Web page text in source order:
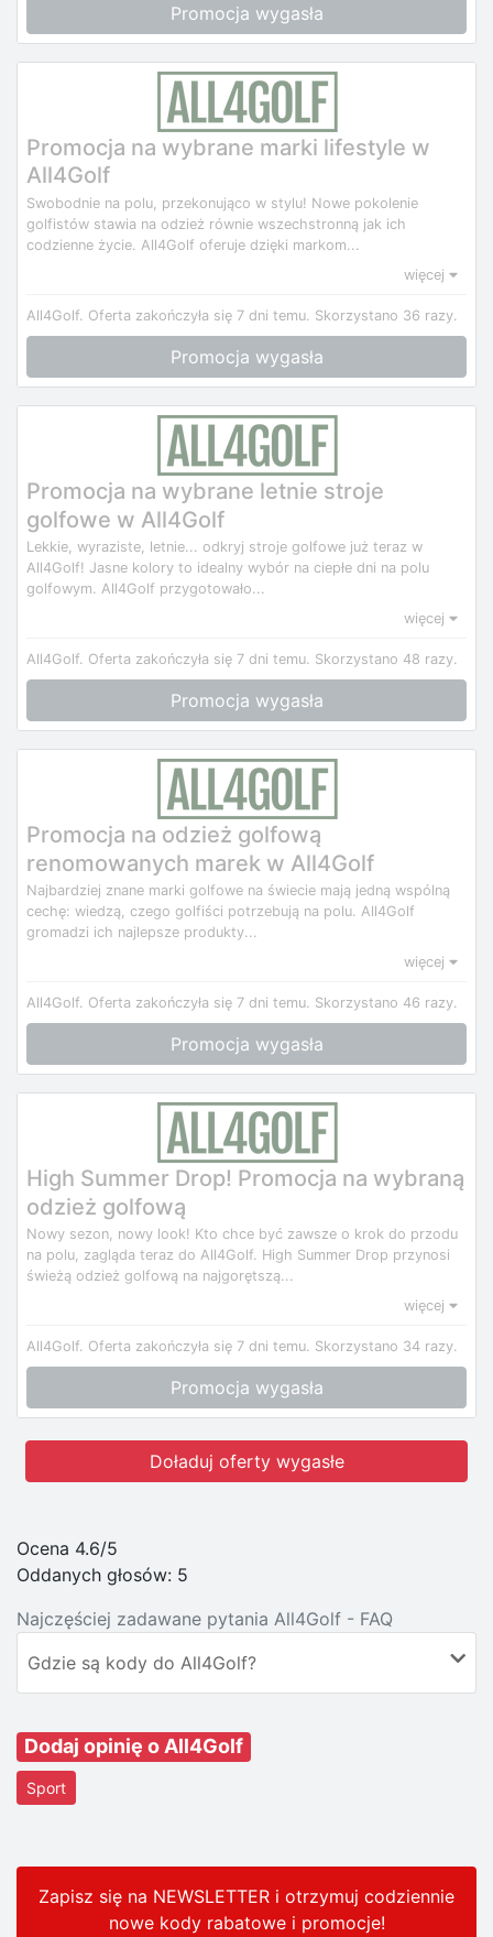
Promocja wygasła
Promocja na wybrane marki lifestyle w
All4Golf
Swobodnie na polu, przekonująco w stylu! Nowe pokolenie
golfistów stawia na odzież równie wszechstronną jak ich
codzienne życie. All4Golf oferuje dzięki markom...
więcej
All4Golf. Oferta zakończyła się 7 dni temu. Skorzystano 36 razy.
Promocja wygasła
Promocja na wybrane letnie stroje
golfowe w All4Golf
Lekkie, wyraziste, letnie... odkryj stroje golfowe już teraz w
All4Golf! Jasne kolory to idealny wybór na ciepłe dni na polu
golfowym. All4Golf przygotowało...
więcej
All4Golf. Oferta zakończyła się 7 dni temu. Skorzystano 48 razy.
Promocja wygasła
Promocja na odzież golfową
renomowanych marek w All4Golf
Najbardziej znane marki golfowe na świecie mają jedną wspólną
cechę: wiedzą, czego golfiści potrzebują na polu. All4Golf
gromadzi ich najlepsze produkty...
więcej
All4Golf. Oferta zakończyła się 7 dni temu. Skorzystano 46 razy.
Promocja wygasła
High Summer Drop! Promocja na wybraną
odzież golfową
Nowy sezon, nowy look! Kto chce być zawsze o krok do przodu
na polu, zagląda teraz do All4Golf. High Summer Drop przynosi
świeżą odzież golfową na najgorętszą...
więcej
All4Golf. Oferta zakończyła się 7 dni temu. Skorzystano 34 razy.
Promocja wygasła
Doładuj oferty wygasłe
Ocena 4.6/5
Oddanych głosów: 5
Najczęściej zadawane pytania All4Golf - FAQ
Gdzie są kody do All4Golf?
Dodaj opinię o All4Golf
Sport
Zapisz się na NEWSLETTER i otrzymuj codziennie
nowe kody rabatowei promocje!